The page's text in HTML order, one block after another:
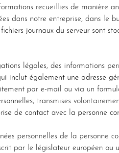
recueillies de manière
dans notre entreprise, dans le
journaux du serveur sont
légales, des informations
inclut également une adresse
par e-mail ou via un
transmises
de contact avec la personne
personnelles de la personne
par le législateur européen ou